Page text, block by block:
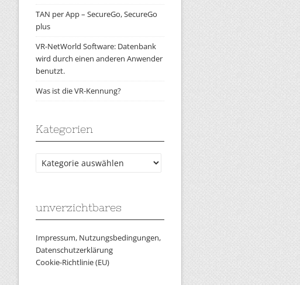
TAN per App – SecureGo, SecureGo
plus
VR-NetWorld Software: Datenbank
wird durch einen anderen Anwender
benutzt.
Was ist die VR-Kennung?
Kategorien
Kategorien
unverzichtbares
Impressum, Nutzungsbedingungen,
Datenschutzerklärung
Cookie-Richtlinie (EU)